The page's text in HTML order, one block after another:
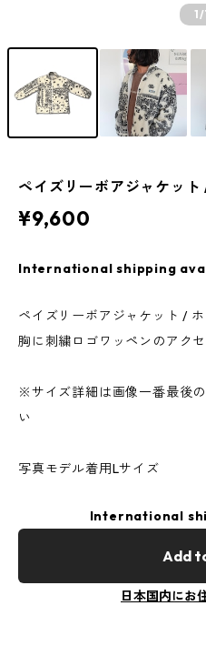
1/
ペイズリーボアジャケット
¥9,600
International shipping
ペイズリーボアジャケット / ホ
胸に刺繍ロゴワッペンのアク
※サイズ詳細は画像一番最後
い
写真モデル着用Lサイズ
International
Add
日本国内にお